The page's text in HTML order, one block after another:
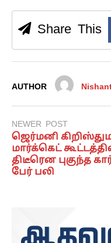
Share This
AUTHOR
NEWER POST
ஜெர்மனி
மார்க்கெட்
திடீரென புகுந்த
பேர் பலி